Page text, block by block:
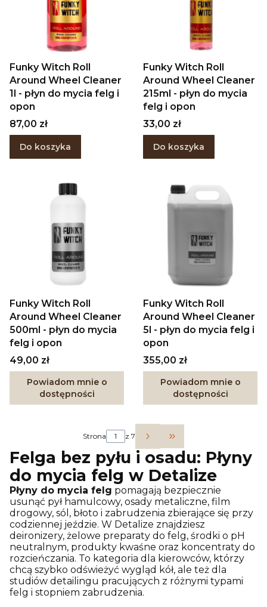
Funky Witch Roll
Around Wheel Cleaner
1l - płyn do mycia felg i
opon
Cena
87,00 zł
Do koszyka
Funky Witch Roll
Around Wheel Cleaner
215ml - płyn do mycia
felg i opon
Cena
33,00 zł
Do koszyka
Funky Witch Roll
Around Wheel Cleaner
500ml - płyn do mycia
felg i opon
Cena
49,00 zł
Powiadom mnie o
dostępności
Funky Witch Roll
Around Wheel Cleaner
5l - płyn do mycia felg i
opon
Cena
355,00 zł
Powiadom mnie o
dostępności
Strona z 7 Przejdź do ostatniej
Felga bez pyłu i osadu: Płyny
do mycia felg w Detalize
Płyny do mycia felg pomagają bezpiecznie
usunąć pył hamulcowy, osady metaliczne, film
drogowy, sól, błoto i zabrudzenia zbierające się przy
codziennej jeździe. W Detalize znajdziesz
deironizery, żelowe preparaty do felg, środki o pH
neutralnym, produkty kwaśne oraz koncentraty do
rozcieńczania. To kategoria dla kierowców, którzy
chcą szybko odświeżyć wygląd kół, ale też dla
studiów detailingu pracujących z różnymi typami
felg i stopniem zabrudzenia.